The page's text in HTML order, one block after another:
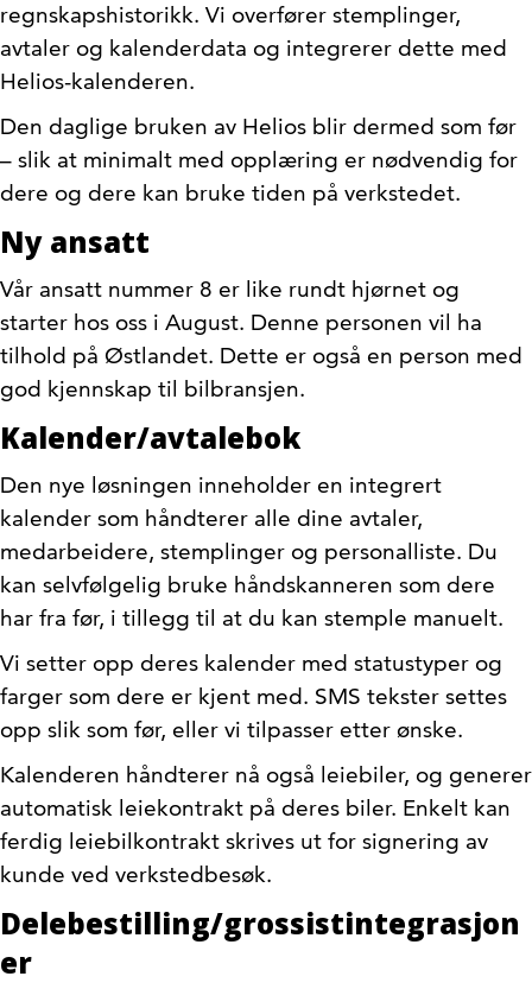
regnskapshistorikk. Vi overfører stemplinger,
avtaler og kalenderdata og integrerer dette med
Helios-kalenderen.
Den daglige bruken av Helios blir dermed som før
– slik at minimalt med opplæring er nødvendig for
dere og dere kan bruke tiden på verkstedet.
Ny ansatt
Vår ansatt nummer 8 er like rundt hjørnet og
starter hos oss i August. Denne personen vil ha
tilhold på Østlandet. Dette er også en person med
god kjennskap til bilbransjen.
Kalender/avtalebok
Den nye løsningen inneholder en integrert
kalender som håndterer alle dine avtaler,
medarbeidere, stemplinger og personalliste. Du
kan selvfølgelig bruke håndskanneren som dere
har fra før, i tillegg til at du kan stemple manuelt.
Vi setter opp deres kalender med statustyper og
farger som dere er kjent med. SMS tekster settes
opp slik som før, eller vi tilpasser etter ønske.
Kalenderen håndterer nå også leiebiler, og generer
automatisk leiekontrakt på deres biler. Enkelt kan
ferdig leiebilkontrakt skrives ut for signering av
kunde ved verkstedbesøk.
Delebestilling/grossistintegrasjon
er